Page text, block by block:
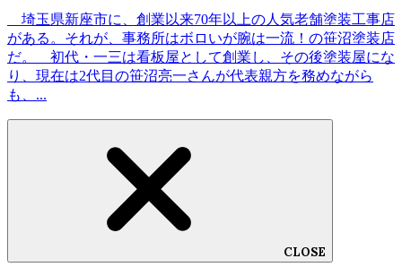
埼玉県新座市に、創業以来70年以上の人気老舗塗装工事店
がある。それが、事務所はボロいが腕は一流！の笹沼塗装店
だ。 初代・一三は看板屋として創業し、その後塗装屋にな
り、現在は2代目の笹沼亮一さんが代表親方を務めながら
も、...
CLOSE